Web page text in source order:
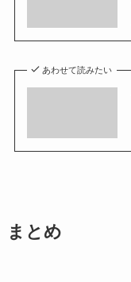
あわせて読みたい
まとめ